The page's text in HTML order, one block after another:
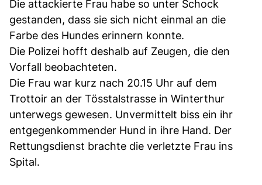
Die attackierte Frau habe so unter Schock
gestanden, dass sie sich nicht einmal an die
Farbe des Hundes erinnern konnte.
Die Polizei hofft deshalb auf Zeugen, die den
Vorfall beobachteten.
Die Frau war kurz nach 20.15 Uhr auf dem
Trottoir an der Tösstalstrasse in Winterthur
unterwegs gewesen. Unvermittelt biss ein ihr
entgegenkommender Hund in ihre Hand. Der
Rettungsdienst brachte die verletzte Frau ins
Spital.